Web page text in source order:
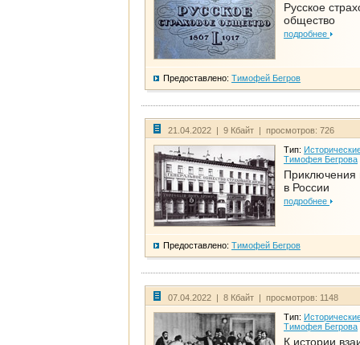
Русское
общество
подробнее
Предоставлено: Тимофей Бегров
21.04.2022 | 9 Кбайт | просмотров: 726
Тип:
Тимофея Бегрова
Приключения
в России
подробнее
Предоставлено: Тимофей Бегров
07.04.2022 | 8 Кбайт | просмотров: 1148
Тип:
Тимофея Бегрова
К истории